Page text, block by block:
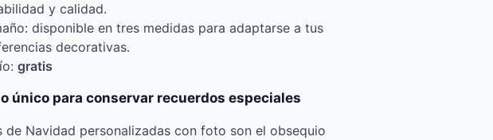
y calidad.
disponible en tres medidas para adaptarse a tus
decorativas.
gratis
único para conservar recuerdos especiales
de Navidad personalizadas con foto son el obsequio